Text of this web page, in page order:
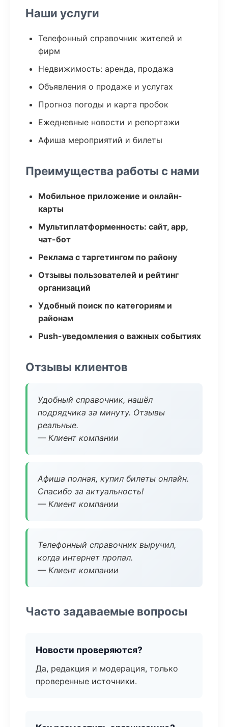
Наши услуги
Телефонный справочник жителей и
фирм
Недвижимость: аренда, продажа
Объявления о продаже и услугах
Прогноз погоды и карта пробок
Ежедневные новости и репортажи
Афиша мероприятий и билеты
Преимущества работы с нами
Мобильное приложение и онлайн-
карты
Мультиплатформенность: сайт, app,
чат-бот
Реклама с таргетингом по району
Отзывы пользователей и рейтинг
организаций
Удобный поиск по категориям и
районам
Push-уведомления о важных событиях
Отзывы клиентов
Удобный справочник, нашёл
подрядчика за минуту. Отзывы
реальные.
— Клиент компании
Афиша полная, купил билеты онлайн.
Спасибо за актуальность!
— Клиент компании
Телефонный справочник выручил,
когда интернет пропал.
— Клиент компании
Часто задаваемые вопросы
Новости проверяются?
Да, редакция и модерация, только
проверенные источники.